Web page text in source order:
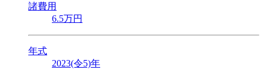
諸費用
6.5万円
年式
2023(令5)年